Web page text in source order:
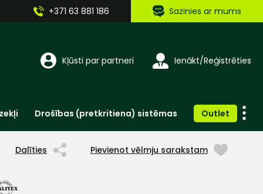
+371 63 881 186 Sazinies ar mums
Kļūsti par partneri Ienākt/Reģistrēties
Drošības (pretkritiena) sistēmas Outlet
Dalīties Pievienot vēlmju sarakstam